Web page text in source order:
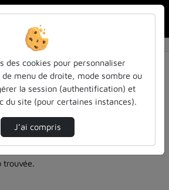
la recherche
pour en retirer) :
philosophie
trouvée.
des cookies pour personnaliser
de menu de droite, mode sombre ou
la session (authentification) et
du site (pour certaines instances).
J’ai compris